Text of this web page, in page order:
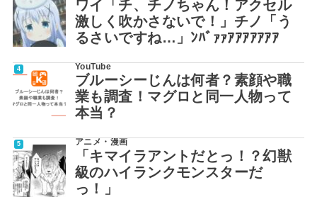
ワイ「チ、チノちゃん！アクセル
激しく吹かさないで！」チノ「う
るさいですね…」ﾝﾊﾞｧｧｱｱｱｱｱｱｱ
YouTube
ブルーシーじんは何者？素顔や職
業も調査！マグロと同一人物って
本当？
アニメ・漫画
「キマイラアントだとっ！？幻獣
級のハイランクモンスターだ
っ！」